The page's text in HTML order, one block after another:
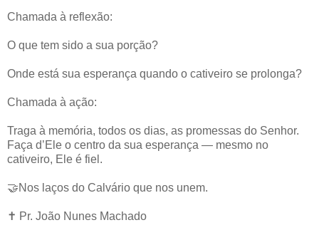
Chamada à reflexão:
O que tem sido a sua porção?
Onde está sua esperança quando o cativeiro se prolonga?
Chamada à ação:
Traga à memória, todos os dias, as promessas do Senhor.
Faça d’Ele o centro da sua esperança — mesmo no
cativeiro, Ele é fiel.
🤝Nos laços do Calvário que nos unem.
✝️ Pr. João Nunes Machado